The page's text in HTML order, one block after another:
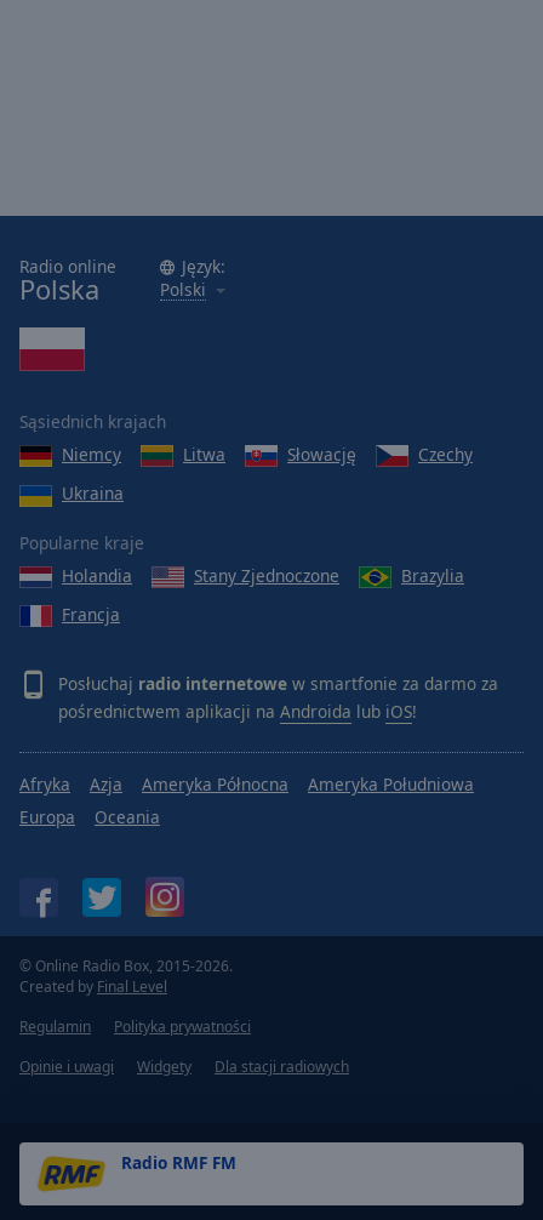
Radio RMF FM
Radio online
Polska
Język:
Polski
Sąsiednich krajach
Niemcy
Litwa Słowację
Czechy
Ukraina
Popularne kraje
Holandia
Stany Zjednoczone
Brazylia
Francja
Posłuchaj radio internetowe w smartfonie za darmo za
pośrednictwem aplikacji na Androida lub iOS!
Afryka Azja Ameryka Północna
Ameryka Południowa
Europa
Oceania
© Online Radio Box, 2015-2026.
Created by Final Level
Regulamin
Polityka prywatności
Opinie i uwagi
Widgety Dla stacji radiowych